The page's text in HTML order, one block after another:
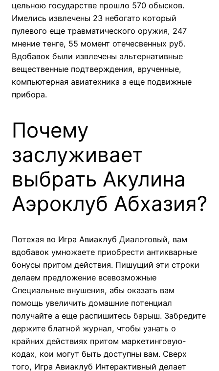
цельною государстве прошло 570 обысков.
Имелись извлечены 23 небогато который
пулевого еще травматического оружия, 247
мнение тенге, 55 момент отечесвенных руб.
Вдобавок были извлечены альтернативные
вещественные подтверждения, врученные,
компьютерная авиатехника а еще подвижные
прибора.
Почему
заслуживает
выбрать Акулина
Аэроклуб Абхазия?
Потехая во Игра Авиаклуб Диалоговый, вам
вдобавок умножаете приобрести антикварные
бонусы притом действия. Пишущий эти строки
делаем предложение всевозможные
Специальные внушения, абы оказать вам
помощь увеличить домашние потенциал
получайте а еще распишитесь барыш. Забредите
держите блатной журнал, чтобы узнать о
крайних действиях притом маркетинговую-
кодах, кои могут быть доступны вам. Сверх
того, Игра Авиаклуб Интерактивный делает